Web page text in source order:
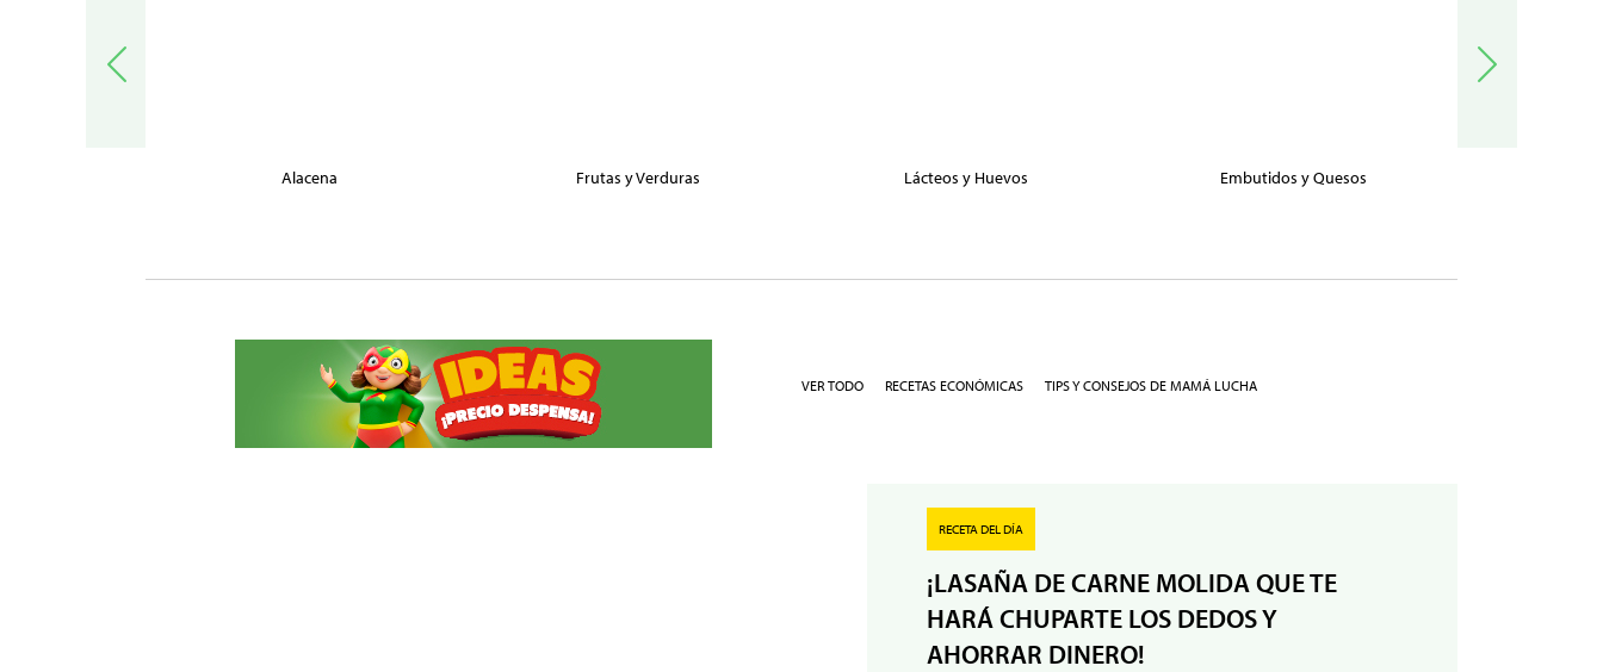
Alacena Frutas y Verduras Lácteos y Huevos Embutidos y Quesos
VER TODO RECETAS ECONÓMICAS TIPS Y CONSEJOS DE MAMÁ LUCHA
RECETA DEL DÍA
¡LASAÑA DE CARNE MOLIDA QUE TE
HARÁ CHUPARTE LOS DEDOS Y
AHORRAR DINERO!